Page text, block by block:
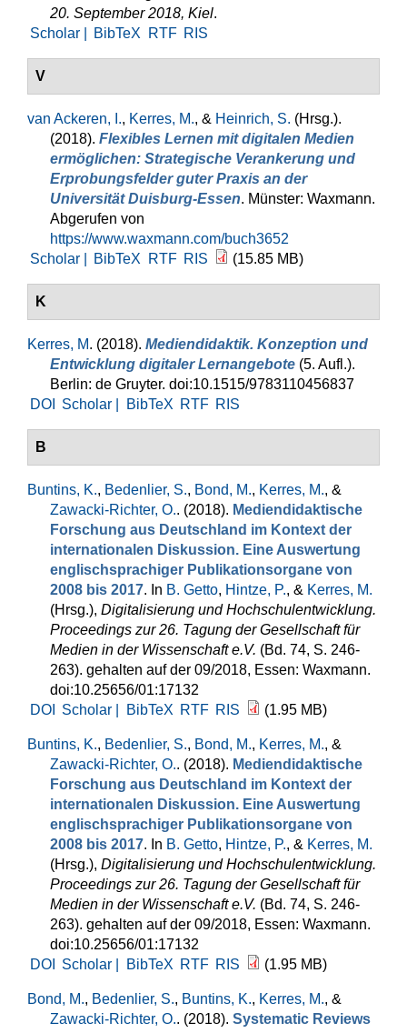
20. September 2018, Kiel.
Scholar |
BibTeX RTF RIS
V
van Ackeren, I., Kerres, M., & Heinrich, S. (Hrsg.).
(2018). Flexibles Lernen mit digitalen Medien
ermöglichen: Strategische Verankerung und
Erprobungsfelder guter Praxis an der
Universität Duisburg-Essen. Münster: Waxmann.
Abgerufen von
https://www.waxmann.com/buch3652
Scholar |
BibTeX RTF RIS (15.85 MB)
K
Kerres, M. (2018). Mediendidaktik. Konzeption und
Entwicklung digitaler Lernangebote (5. Aufl.).
Berlin: de Gruyter. doi:10.1515/9783110456837
DOI
Scholar | BibTeX RTF RIS
B
Buntins, K., Bedenlier, S., Bond, M., Kerres, M., &
Zawacki-Richter, O.. (2018). Mediendidaktische
Forschung aus Deutschland im Kontext der
internationalen Diskussion. Eine Auswertung
englischsprachiger Publikationsorgane von
2008 bis 2017. In B. Getto, Hintze, P., & Kerres, M.
(Hrsg.), Digitalisierung und Hochschulentwicklung.
Proceedings zur 26. Tagung der Gesellschaft für
Medien in der Wissenschaft e.V. (Bd. 74, S. 246-
263). gehalten auf der 09/2018, Essen: Waxmann.
doi:10.25656/01:17132
DOI
Scholar | BibTeX RTF RIS (1.95 MB)
Buntins, K., Bedenlier, S., Bond, M., Kerres, M., &
Zawacki-Richter, O.. (2018). Mediendidaktische
Forschung aus Deutschland im Kontext der
internationalen Diskussion. Eine Auswertung
englischsprachiger Publikationsorgane von
2008 bis 2017. In B. Getto, Hintze, P., & Kerres, M.
(Hrsg.), Digitalisierung und Hochschulentwicklung.
Proceedings zur 26. Tagung der Gesellschaft für
Medien in der Wissenschaft e.V. (Bd. 74, S. 246-
263). gehalten auf der 09/2018, Essen: Waxmann.
doi:10.25656/01:17132
DOI
Scholar | BibTeX RTF RIS (1.95 MB)
Bond, M., Bedenlier, S., Buntins, K., Kerres, M., &
Zawacki-Richter, O.. (2018). Systematic Reviews